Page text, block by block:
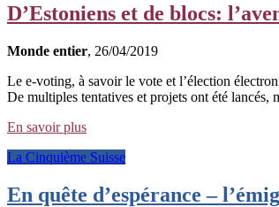
D’Estoniens et de blocs:
Monde entier, 26/04/2019
Le e-voting, à savoir le vote et l’élection
De multiples tentatives et projets ont été
En savoir plus
La Cinquième Suisse
En quête d’espérance –